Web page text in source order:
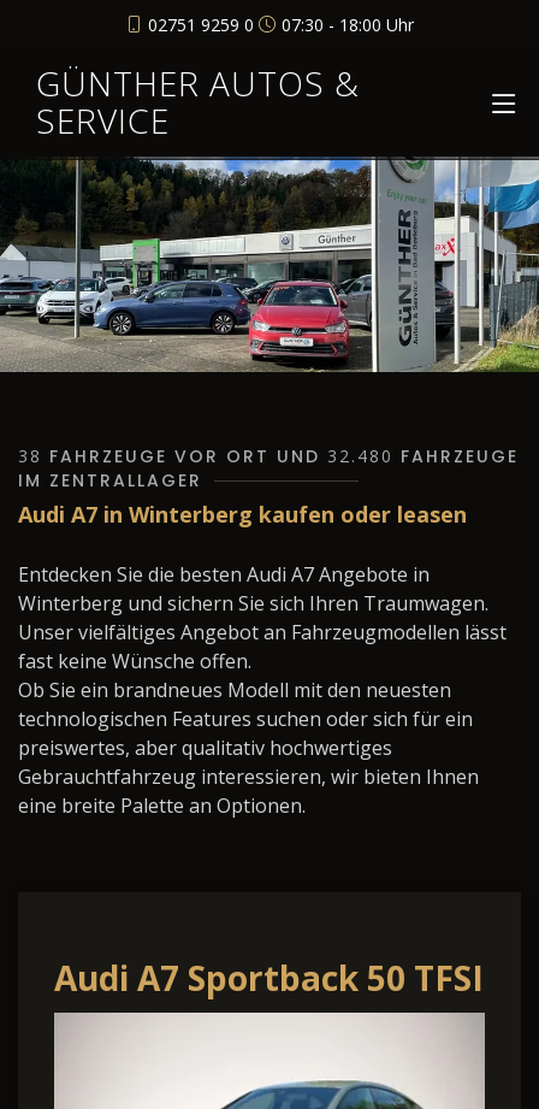
02751 9259 0 07:30 - 18:00 Uhr
GÜNTHER AUTOS &
SERVICE
38 FAHRZEUGE VOR ORT UND 32.480 FAHRZEUGE
IM ZENTRALLAGER
Audi A7 in Winterberg kaufen oder leasen
Entdecken Sie die besten Audi A7 Angebote in
Winterberg und sichern Sie sich Ihren Traumwagen.
Unser vielfältiges Angebot an Fahrzeugmodellen lässt
fast keine Wünsche offen.
Ob Sie ein brandneues Modell mit den neuesten
technologischen Features suchen oder sich für ein
preiswertes, aber qualitativ hochwertiges
Gebrauchtfahrzeug interessieren, wir bieten Ihnen
eine breite Palette an Optionen.
Audi A7 Sportback 50 TFSI
e quattro HD MATRIX